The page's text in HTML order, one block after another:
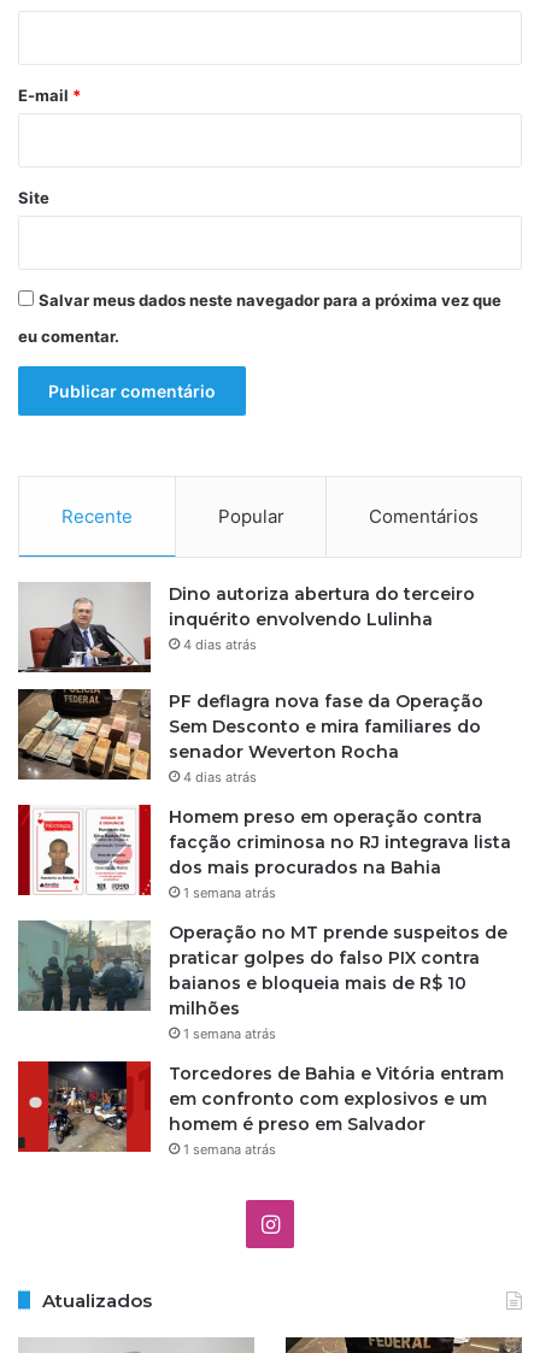
*
E-mail *
Site
Salvar meus dados neste navegador para a próxima vez que
eu comentar.
Recente Popular Comentários
Dino autoriza abertura do terceiro
inquérito envolvendo Lulinha
4 dias atrás
PF deflagra nova fase da Operação
Sem Desconto e mira familiares do
senador Weverton Rocha
4 dias atrás
Homem preso em operação contra
facção criminosa no RJ integrava lista
dos mais procurados na Bahia
1 semana atrás
Operação no MT prende suspeitos de
praticar golpes do falso PIX contra
baianos e bloqueia mais de R$ 10
milhões
1 semana atrás
Torcedores de Bahia e Vitória entram
em confronto com explosivos e um
homem é preso em Salvador
1 semana atrás
I
Atualizados